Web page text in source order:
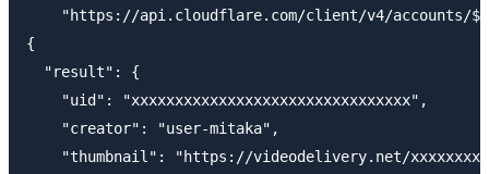
"https://api.cloudflare.com/client/v4/accounts/
{
  "result": {
    "uid": "xxxxxxxxxxxxxxxxxxxxxxxxxxxxxxxx",
    "creator": "user-mitaka",
"thumbnail": "https://videodelivery.net/